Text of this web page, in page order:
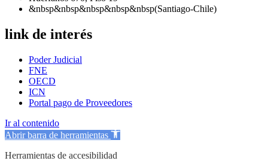
&nbsp&nbsp&nbsp&nbsp&nbsp(Santiago-Chile)
link de interés
Poder Judicial
FNE
OECD
ICN
Portal pago de Proveedores
Ir al contenido
Abrir barra de herramientas
Herramientas de accesibilidad